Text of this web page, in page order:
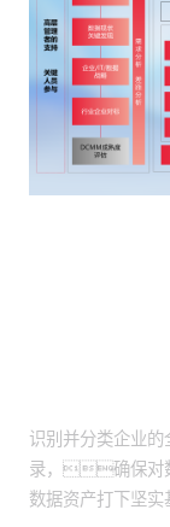
识别并分类企业
录，确保对
数据资产打下坚